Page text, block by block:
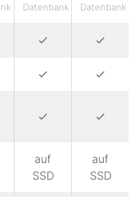
Datenbank
Datenbank
auf
SSD
auf
SSD